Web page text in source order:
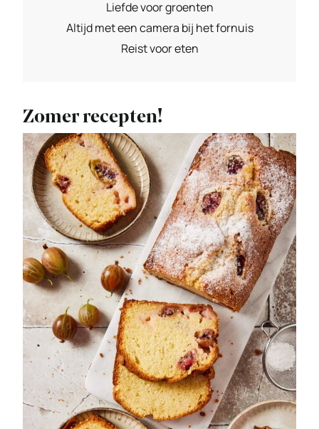
Liefde voor groenten
Altijd met een camera bij het fornuis
Reist voor eten
Zomer recepten!